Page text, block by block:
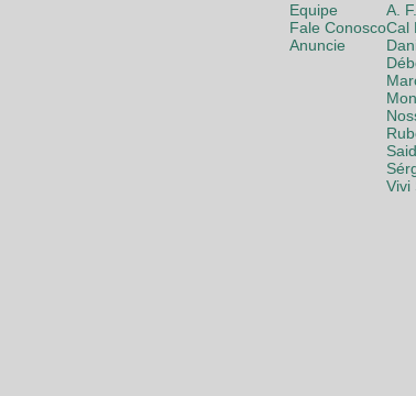
Equipe
Fale Conosco
Anuncie
A.
Cal
Vivi